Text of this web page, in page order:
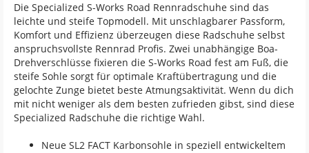
Die Specialized S-Works Road Rennradschuhe sind das
leichte und steife Topmodell. Mit unschlagbarer Passform,
Komfort und Effizienz überzeugen diese Radschuhe selbst
anspruchsvollste Rennrad Profis. Zwei unabhängige Boa-
Drehverschlüsse fixieren die S-Works Road fest am Fuß, die
steife Sohle sorgt für optimale Kraftübertragung und die
gelochte Zunge bietet beste Atmungsaktivität. Wenn du dich
mit nicht weniger als dem besten zufrieden gibst, sind diese
Specialized Radschuhe die richtige Wahl.
Neue SL2 FACT Karbonsohle in speziell entwickeltem